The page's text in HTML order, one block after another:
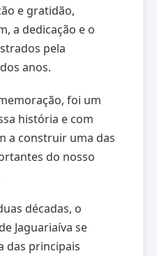
e gratidão,
a dedicação e o
pela
anos.
foi um
história e com
a construir uma das
do nosso
décadas, o
Jaguariaíva se
das principais